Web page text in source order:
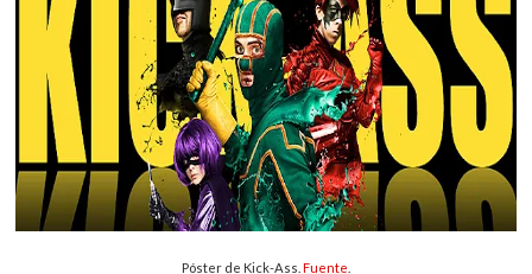
Póster de Kick-Ass. Fuente